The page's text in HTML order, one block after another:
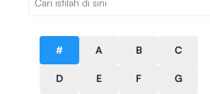
# A B C
D E F G